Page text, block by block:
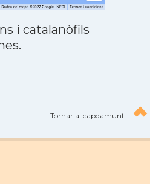
i catalanòfils
Tornar al capdamunt